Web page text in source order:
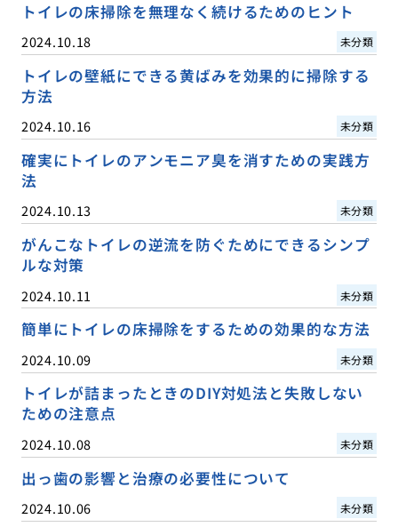
トイレの床掃除を無理なく続けるためのヒント
2024.10.18 未分類
トイレの壁紙にできる黄ばみを効果的に掃除する
方法
2024.10.16 未分類
確実にトイレのアンモニア臭を消すための実践方
法
2024.10.13 未分類
がんこなトイレの逆流を防ぐためにできるシンプ
ルな対策
2024.10.11 未分類
簡単にトイレの床掃除をするための効果的な方法
2024.10.09 未分類
トイレが詰まったときのDIY対処法と失敗しない
ための注意点
2024.10.08 未分類
出っ歯の影響と治療の必要性について
2024.10.06 未分類